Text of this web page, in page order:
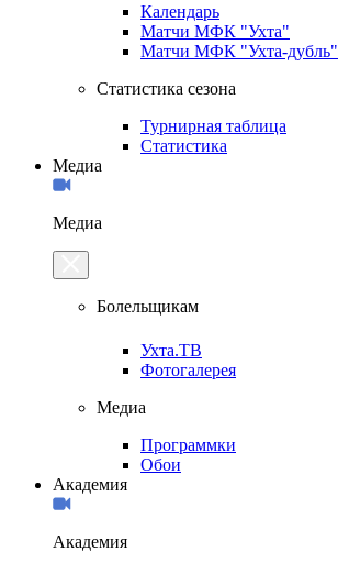
Календарь
Матчи МФК "Ухта"
Матчи МФК "Ухта-дубль"
Статистика сезона
Турнирная таблица
Статистика
Медиа
Медиа
Болельщикам
Ухта.ТВ
Фотогалерея
Медиа
Программки
Обои
Академия
Академия